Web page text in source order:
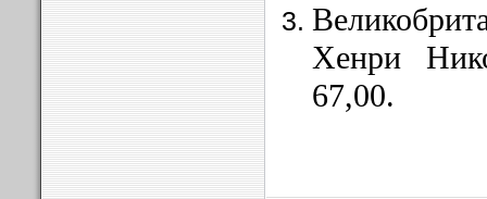
Хен­ри
67,00.